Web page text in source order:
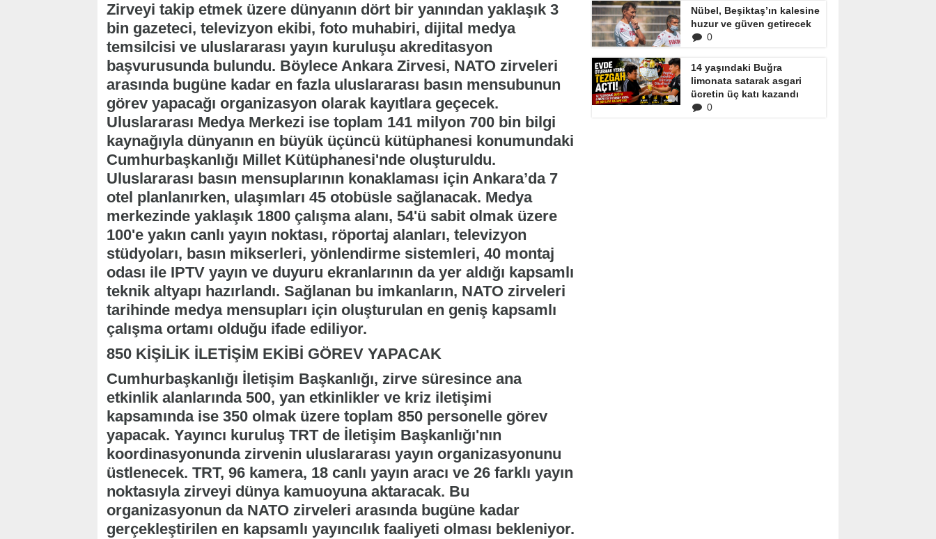
Zirveyi takip etmek üzere dünyanın dört bir yanından yaklaşık 3
bin gazeteci, televizyon ekibi, foto muhabiri, dijital medya
temsilcisi ve uluslararası yayın kuruluşu akreditasyon
başvurusunda bulundu. Böylece Ankara Zirvesi, NATO zirveleri
arasında bugüne kadar en fazla uluslararası basın mensubunun
görev yapacağı organizasyon olarak kayıtlara geçecek.
Uluslararası Medya Merkezi ise toplam 141 milyon 700 bin bilgi
kaynağıyla dünyanın en büyük üçüncü kütüphanesi konumundaki
Cumhurbaşkanlığı Millet Kütüphanesi'nde oluşturuldu.
Uluslararası basın mensuplarının konaklaması için Ankara’da 7
otel planlanırken, ulaşımları 45 otobüsle sağlanacak. Medya
merkezinde yaklaşık 1800 çalışma alanı, 54'ü sabit olmak üzere
100'e yakın canlı yayın noktası, röportaj alanları, televizyon
stüdyoları, basın mikserleri, yönlendirme sistemleri, 40 montaj
odası ile IPTV yayın ve duyuru ekranlarının da yer aldığı kapsamlı
teknik altyapı hazırlandı. Sağlanan bu imkanların, NATO zirveleri
tarihinde medya mensupları için oluşturulan en geniş kapsamlı
çalışma ortamı olduğu ifade ediliyor.
850 KİŞİLİK İLETİŞİM EKİBİ GÖREV YAPACAK
Cumhurbaşkanlığı İletişim Başkanlığı, zirve süresince ana
etkinlik alanlarında 500, yan etkinlikler ve kriz iletişimi
kapsamında ise 350 olmak üzere toplam 850 personelle görev
yapacak. Yayıncı kuruluş TRT de İletişim Başkanlığı'nın
koordinasyonunda zirvenin uluslararası yayın organizasyonunu
üstlenecek. TRT, 96 kamera, 18 canlı yayın aracı ve 26 farklı yayın
noktasıyla zirveyi dünya kamuoyuna aktaracak. Bu
organizasyonun da NATO zirveleri arasında bugüne kadar
gerçekleştirilen en kapsamlı yayıncılık faaliyeti olması bekleniyor.
Nübel, Beşiktaş’ın kalesine
huzur ve güven getirecek
0
14 yaşındaki Buğra
limonata satarak asgari
ücretin üç katı kazandı
0